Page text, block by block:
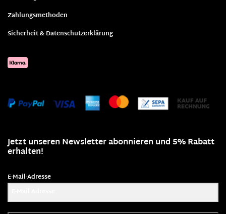
Zahlungsmethoden
Sicherheit & Datenschutzerklärung
Jetzt unseren Newsletter abonnieren und 5% Rabatt
erhalten!
E-Mail-Adresse